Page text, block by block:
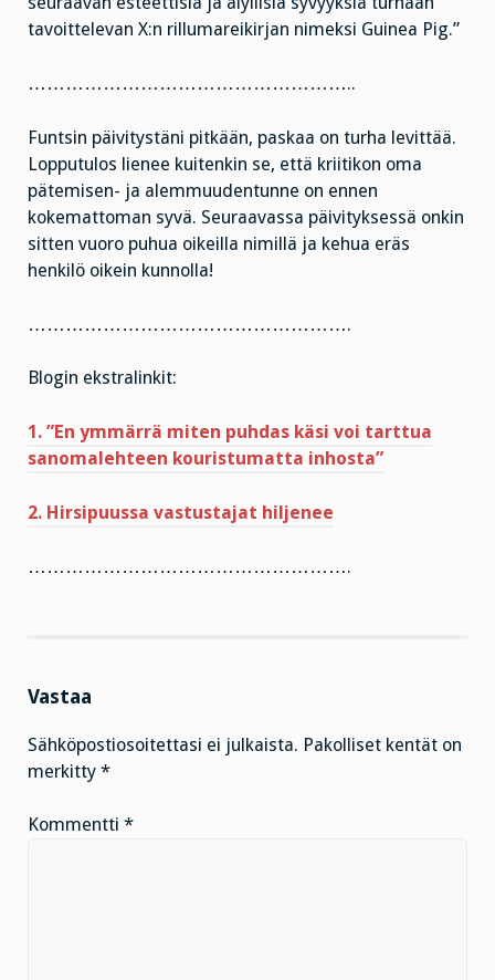
tavoittelevan X:n rillumareikirjan nimeksi Guinea Pig.”
……………………………………………..
Funtsin päivitystäni pitkään, paskaa on turha levittää.
Lopputulos lienee kuitenkin se, että kriitikon oma
pätemisen- ja alemmuudentunne on ennen
kokemattoman syvä. Seuraavassa päivityksessä onkin
sitten vuoro puhua oikeilla nimillä ja kehua eräs
henkilö oikein kunnolla!
…………………………………………….
Blogin ekstralinkit:
1. ”En ymmärrä miten puhdas käsi voi tarttua
sanomalehteen kouristumatta inhosta”
2. Hirsipuussa vastustajat hiljenee
…………………………………………….
Vastaa
Sähköpostiosoitettasi ei julkaista. Pakolliset kentät on
merkitty *
Kommentti *